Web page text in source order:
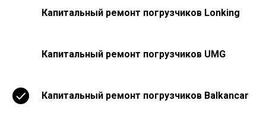
Капитальный ремонт погрузчиков Lonking
Капитальный ремонт погрузчиков UMG
Капитальный ремонт погрузчиков Balkancar